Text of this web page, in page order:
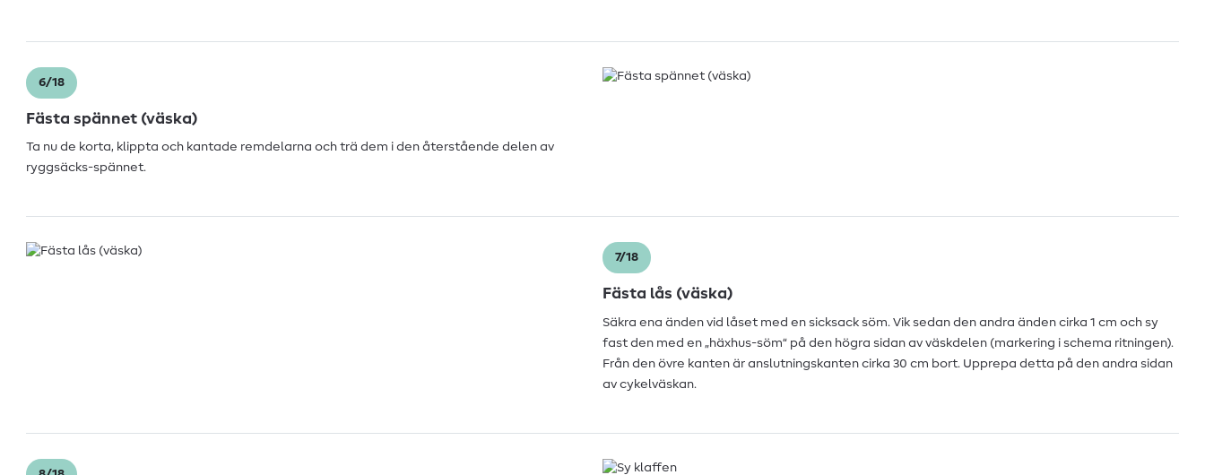
6/18
Fästa spännet (väska)
Ta nu de korta, klippta och kantade remdelarna och trä dem i den återstående delen av
ryggsäcks-spännet.
7/18
Fästa lås (väska)
Säkra ena änden vid låset med en sicksack söm. Vik sedan den andra änden cirka 1 cm och sy
fast den med en „häxhus-söm“ på den högra sidan av väskdelen (markering i schema ritningen).
Från den övre kanten är anslutningskanten cirka 30 cm bort. Upprepa detta på den andra sidan
av cykelväskan.